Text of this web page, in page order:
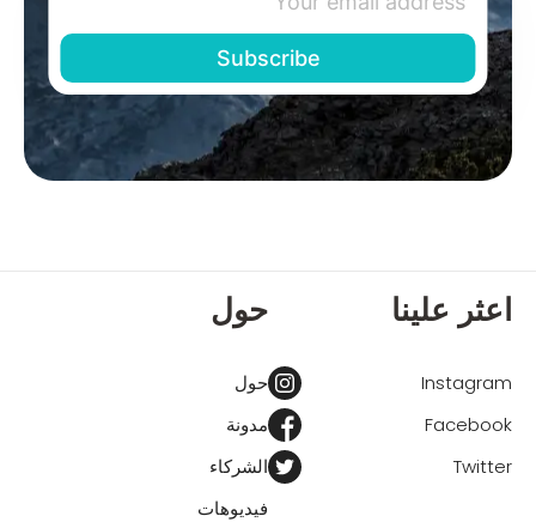
اعثر علينا
Instagram
Facebook
Twitter
حول
حول
مدونة
الشركاء
فيديوهات